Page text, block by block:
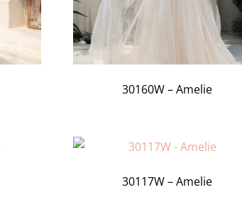
30160W – Amelie
30117W – Amelie